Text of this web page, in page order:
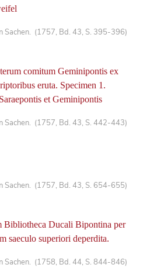
Sachen. (1757, Bd. 43, S. 395-396)
comitum Geminipontis ex
eruta. Specimen 1.
et Geminipontis
Sachen. (1757, Bd. 43, S. 442-443)
Sachen. (1757, Bd. 43, S. 654-655)
Bibliotheca Ducali Bipontina per
saeculo superiori deperdita.
Sachen. (1758, Bd. 44, S. 844-846)